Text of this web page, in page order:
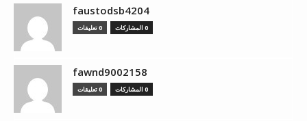
faustodsb4204
0 المشاركات 0 تعليقات
fawnd9002158
0 المشاركات 0 تعليقات